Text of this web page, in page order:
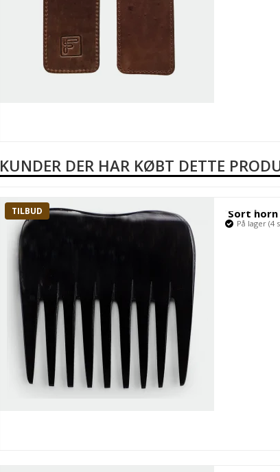
KUNDER DER HAR KØBT DETTE
TILBUD Sort
På lager (4